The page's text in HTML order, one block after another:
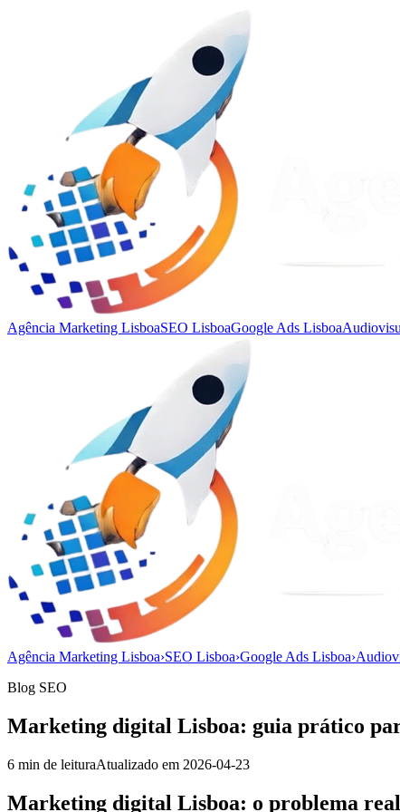
Agência Marketing LisboaSEO LisboaGoogle Ads Lisboa
Agência Marketing Lisboa›SEO Lisboa›Google Ads Lisboa›
Blog SEO
Marketing digital Lisboa: guia prático
6 min de leituraAtualizado em 2026-04-23
Marketing digital Lisboa: o problema real